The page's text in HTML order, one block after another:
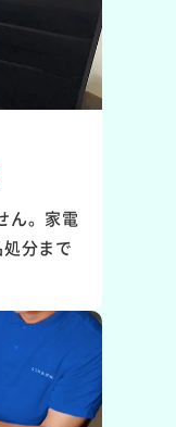
ん。家電
分まで